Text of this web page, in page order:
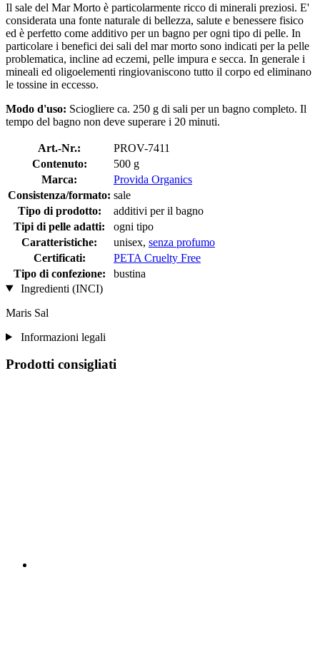
Il sale del Mar Morto è particolarmente ricco di minerali preziosi. E'
considerata una fonte naturale di bellezza, salute e benessere fisico
ed è perfetto come additivo per un bagno per ogni tipo di pelle. In
particolare i benefici dei sali del mar morto sono indicati per la pelle
problematica, incline ad eczemi, pelle impura e secca. In generale i
mineali ed oligoelementi ringiovaniscono tutto il corpo ed eliminano
le tossine in eccesso.
Modo d'uso: Sciogliere ca. 250 g di sali per un bagno completo. Il
tempo del bagno non deve superare i 20 minuti.
Art.-Nr.:
PROV-7411
Contenuto:
500 g
Marca:
Provida Organics
Consistenza/formato: sale
Tipo di prodotto:
additivi per il bagno
Tipi di pelle adatti:
ogni tipo
Caratteristiche:
unisex, senza profumo
Certificati:
PETA Cruelty Free
Tipo di confezione:
bustina
Ingredienti (INCI)
Maris Sal
Informazioni legali
Prodotti consigliati